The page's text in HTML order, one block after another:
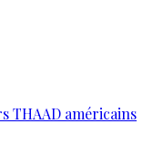
THAAD américains